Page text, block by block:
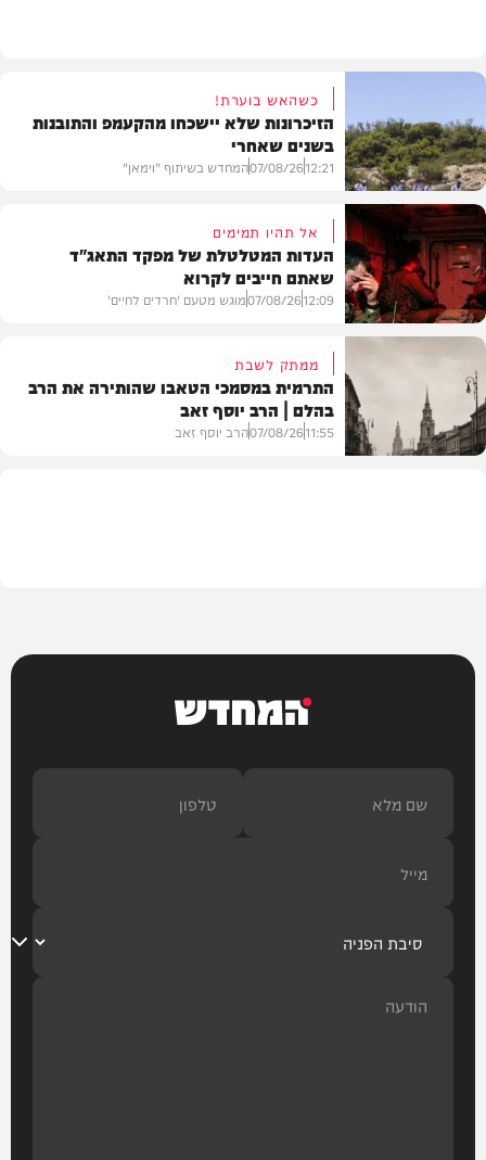
וידאו
כשהאש בוערת!
הזיכרונות שלא יישכחו מהקעמפ והתובנות
בשנים שאחרי
12:21
07/08/26המחדש בשיתוף "וימאן"
דעות
אל תהיו תמימים
העדות המטלטלת של מפקד התאג"ד
שאתם חייבים לקרוא
12:09
07/08/26מוגש מטעם 'חרדים לחיים'
ממתק לשבת
התרמית במסמכי הטאבו שהותירה את הרב
בהלם | הרב יוסף זאב
11:55
07/08/26הרב יוסף זאב
המחדש